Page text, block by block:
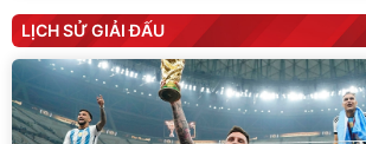
LỊCH SỬ GIẢI ĐẤU